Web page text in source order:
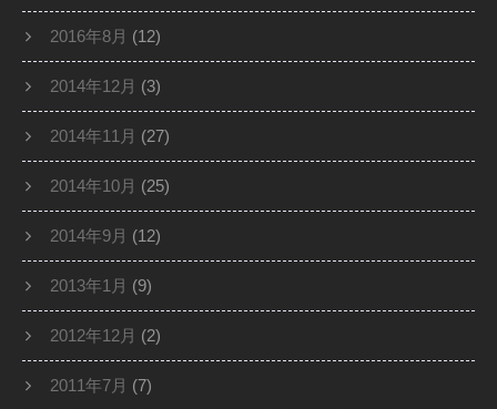
2016年8月 (12)
2014年12月 (3)
2014年11月 (27)
2014年10月 (25)
2014年9月 (12)
2013年1月 (9)
2012年12月 (2)
2011年7月 (7)